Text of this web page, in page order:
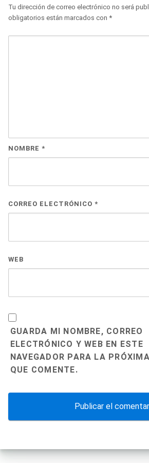
Tu dirección de correo electrónico no será
obligatorios están marcados con *
NOMBRE *
CORREO ELECTRÓNICO *
WEB
GUARDA MI NOMBRE, CORREO
ELECTRÓNICO Y WEB EN ESTE
NAVEGADOR PARA LA
QUE COMENTE.